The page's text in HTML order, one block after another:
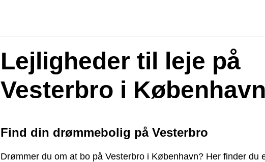
Lejligheder til leje på
Vesterbro i København
Find din drømmebolig på Vesterbro
Drømmer du om at bo på Vesterbro i København? Her finder du